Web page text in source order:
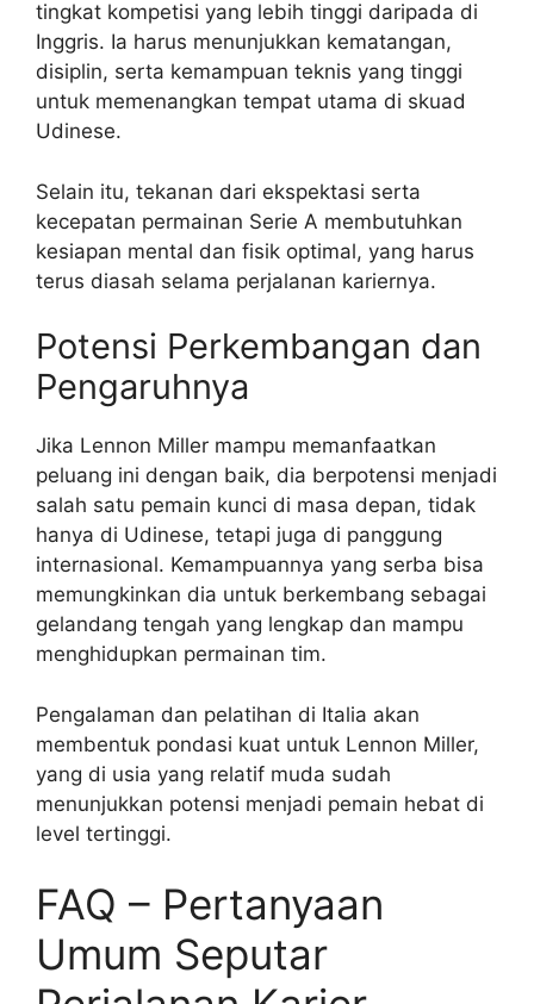
tingkat kompetisi yang lebih tinggi daripada di
Inggris. Ia harus menunjukkan kematangan,
disiplin, serta kemampuan teknis yang tinggi
untuk memenangkan tempat utama di skuad
Udinese.
Selain itu, tekanan dari ekspektasi serta
kecepatan permainan Serie A membutuhkan
kesiapan mental dan fisik optimal, yang harus
terus diasah selama perjalanan kariernya.
Potensi Perkembangan dan
Pengaruhnya
Jika Lennon Miller mampu memanfaatkan
peluang ini dengan baik, dia berpotensi menjadi
salah satu pemain kunci di masa depan, tidak
hanya di Udinese, tetapi juga di panggung
internasional. Kemampuannya yang serba bisa
memungkinkan dia untuk berkembang sebagai
gelandang tengah yang lengkap dan mampu
menghidupkan permainan tim.
Pengalaman dan pelatihan di Italia akan
membentuk pondasi kuat untuk Lennon Miller,
yang di usia yang relatif muda sudah
menunjukkan potensi menjadi pemain hebat di
level tertinggi.
FAQ – Pertanyaan
Umum Seputar